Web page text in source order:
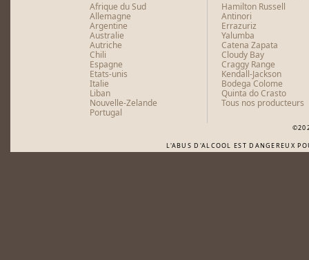
Afrique du Sud
Allemagne
Argentine
Australie
Autriche
Chili
Espagne
Etats-unis
Italie
Liban
Nouvelle-Zelande
Portugal
Hamilton Russell
Antinori
Errazuriz
Yalumba
Catena Zapata
Cloudy Bay
Craggy Range
Kendall-Jackson
Bodega Colome
Quinta do Crasto
Tous nos producteurs
L'ABUS D'ALCOOL EST DANGEREUX